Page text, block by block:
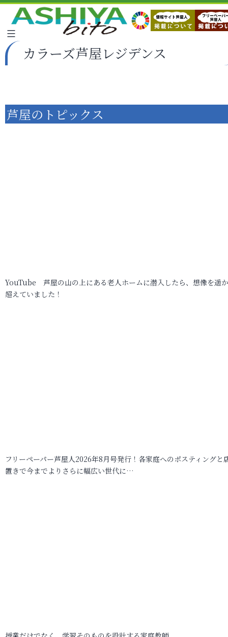
カラーズ芦屋レジデンス
芦屋のトピックス
YouTube 芦屋の山の上にある老人ホームに潜入したら、想像を遥
超えていました！
フリーペーパー芦屋人2026年8月号発行！各家庭へのポスティングと
置きで今までよりさらに幅広い世代に…